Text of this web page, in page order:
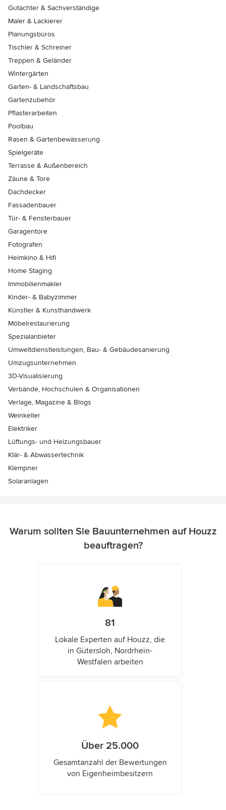
Gutachter & Sachverständige
Maler & Lackierer
Planungsbüros
Tischler & Schreiner
Treppen & Geländer
Wintergärten
Garten- & Landschaftsbau
Gartenzubehör
Pflasterarbeiten
Poolbau
Rasen & Gartenbewässerung
Spielgeräte
Terrasse & Außenbereich
Zäune & Tore
Dachdecker
Fassadenbauer
Tür- & Fensterbauer
Garagentore
Fotografen
Heimkino & Hifi
Home Staging
Immobilienmakler
Kinder- & Babyzimmer
Künstler & Kunsthandwerk
Möbelrestaurierung
Spezialanbieter
Umweltdienstleistungen, Bau- & Gebäudesanierung
Umzugsunternehmen
3D-Visualisierung
Verbände, Hochschulen & Organisationen
Verlage, Magazine & Blogs
Weinkeller
Elektriker
Lüftungs- und Heizungsbauer
Klär- & Abwassertechnik
Klempner
Solaranlagen
Warum sollten Sie Bauunternehmen auf Houzz
beauftragen?
81
Lokale Experten auf Houzz, die
in Gütersloh, Nordrhein-
Westfalen arbeiten
Über 25.000
Gesamtanzahl der Bewertungen
von Eigenheimbesitzern